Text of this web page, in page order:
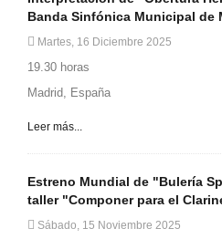
Banda Sinfónica Municipal de
Martes, 16 Diciembre 2025
19.30 horas
Madrid, España
Leer más...
Estreno Mundial de "Bulería
taller "Componer para el
Sábado, 15 Noviembre 2025